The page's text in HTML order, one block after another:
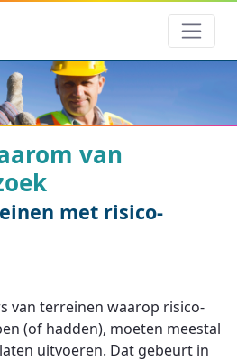
van
met risico-
van terreinen waarop risico-
(of hadden), moeten meestal
uitvoeren. Dat gebeurt in